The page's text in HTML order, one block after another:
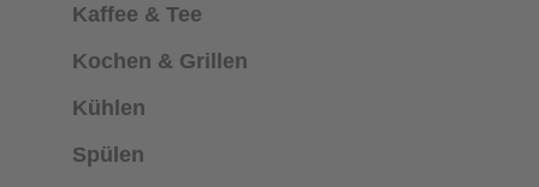
Kaffee & Tee
Kochen & Grillen
Kühlen
Spülen